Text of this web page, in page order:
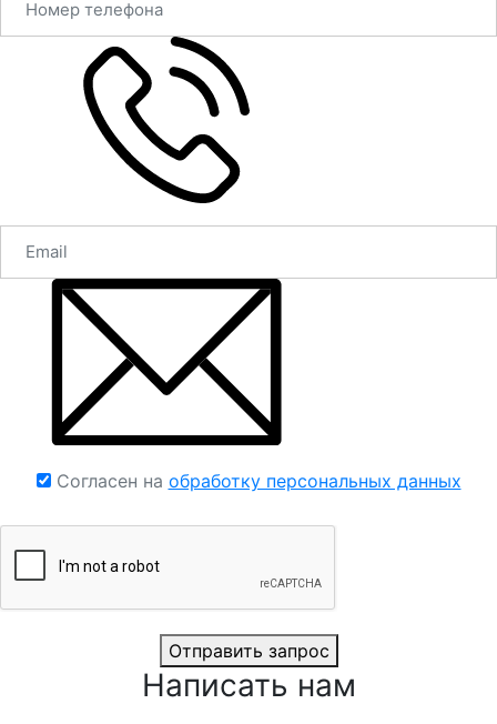
Согласен на обработку персональных данных
Отправить запрос
Написать нам